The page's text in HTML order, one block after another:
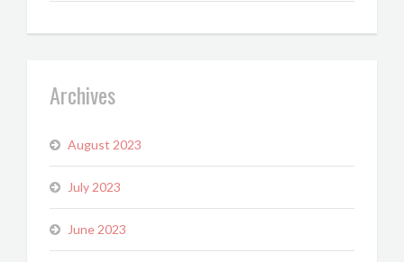
Archives
August 2023
July 2023
June 2023